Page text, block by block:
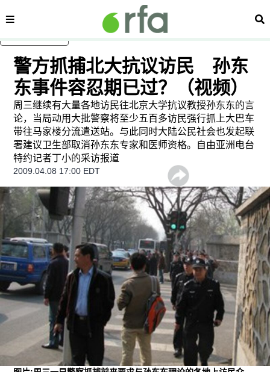
内容分类 搜
警方抓捕北大抗议访民 孙东
东事件容忍期已过？（视频）
周三继续有大量各地访民往北京大学抗议教授孙东东的言
论，当局动用大批警察将至少五百多访民强行抓上大巴车
带往马家楼分流遣送站。与此同时大陆公民社会也发起联
署建议卫生部取消孙东东专家和医师资格。自由亚洲电台
特约记者丁小的采访报道
2009.04.08 17:00 EDT